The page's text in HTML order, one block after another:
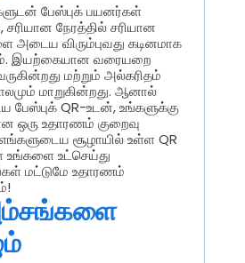
பேஸ்புக் பயனர்கள்
நேரத்தில் சரியான
அடைய விரும்புவது கடினமாக
இயற்கையான வரையறை
மற்றும் அல்கரிதம்
மாறுகின்றது. ஆனால்
பேஸ்புக் QR-உடன், உங்களுக்கு
ஒரு உதாரணம் குறைவு
சூழாயில் உள்ள QR
உங்களை உட்செய்து
மட்டுமே உதாரணம்